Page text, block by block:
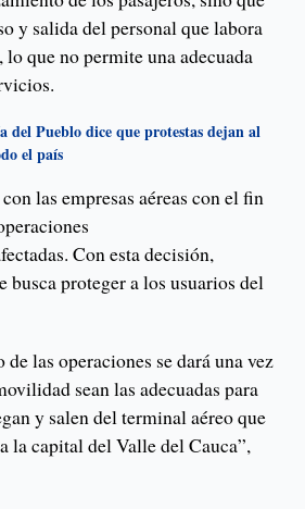
y salida del personal que labora
que no permite una adecuada
del Pueblo dice que protestas dejan al
el país
las empresas aéreas con el fin
Con esta decisión,
busca proteger a los usuarios del
las operaciones se dará una vez
sean las adecuadas para
y salen del terminal aéreo que
la capital del Valle del Cauca”,